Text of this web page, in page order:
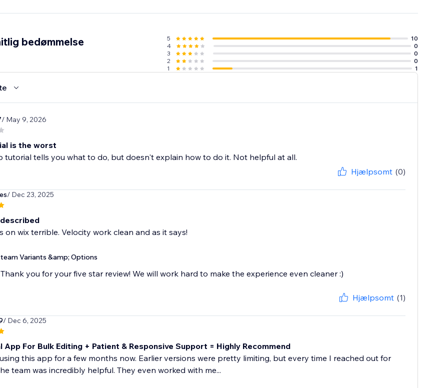
bedømmelse 5
10
4
0
3
0
2
0
1
1
/ May 9, 2026
is the worst
tutorial tells you what to do, but doesn't explain how to do it. Not helpful at all.
Hjælpsomt (0)
/ Dec 23, 2025
on wix terrible. Velocity work clean and as it says!
team Variants &amp; Options
Thank you for your five star review! We will work hard to make the experience even cleaner :)
Hjælpsomt (1)
/ Dec 6, 2025
App For Bulk Editing + Patient & Responsive Support = Highly Recommend
using this app for a few months now. Earlier versions were pretty limiting, but every time I reached out for
team was incredibly helpful. They even worked with me...